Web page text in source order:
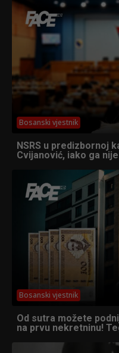
Bosanski vjestnik
NSRS u predizbornoj
Cvijanović, iako ga
Bosanski vjestnik
Od sutra možete
na prvu nekretninu!